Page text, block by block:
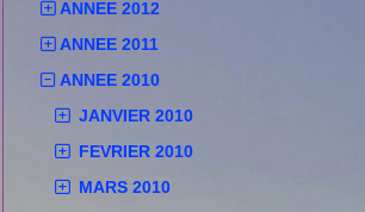
ANNEE 2012
ANNEE 2011
ANNEE 2010
JANVIER 2010
FEVRIER 2010
MARS 2010